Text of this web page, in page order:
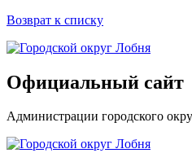
Возврат к списку
Официальный сайт
Администрации городского